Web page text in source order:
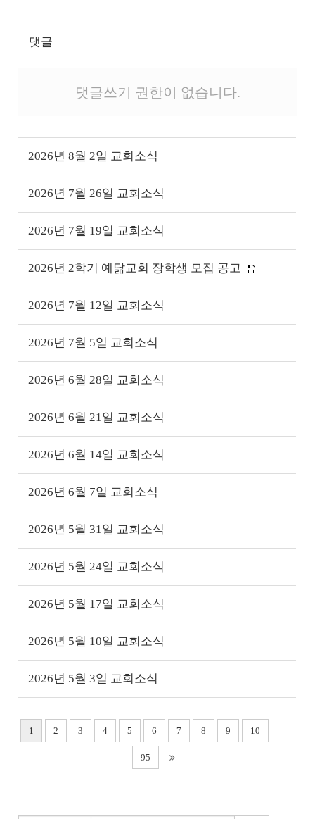
댓글
댓글쓰기 권한이 없습니다.
2026년 8월 2일 교회소식
2026년 7월 26일 교회소식
2026년 7월 19일 교회소식
2026년 2학기 예닮교회 장학생 모집 공고
2026년 7월 12일 교회소식
2026년 7월 5일 교회소식
2026년 6월 28일 교회소식
2026년 6월 21일 교회소식
2026년 6월 14일 교회소식
2026년 6월 7일 교회소식
2026년 5월 31일 교회소식
2026년 5월 24일 교회소식
2026년 5월 17일 교회소식
2026년 5월 10일 교회소식
2026년 5월 3일 교회소식
1 2 3 4 5 6 7 8 9 10 ...
95